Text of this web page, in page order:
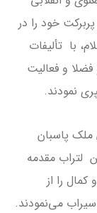
خود را در
با تألیفات
و فعالیت
نمودند.
ملک پاسبان
لتراب مقدمه
را از
می‌نمودند.